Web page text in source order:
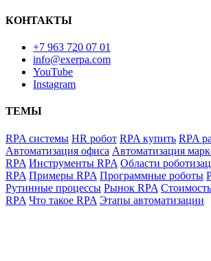
КОНТАКТЫ
+7 963 720 07 01
info@exerpa.com
YouTube
Instagram
ТЕМЫ
RPA системы HR робот RPA купить RPA
Автоматизация офиса Автоматизация
RPA Инструменты RPA Области
RPA Примеры RPA Программные роботы
Рутинные процессы Рынок RPA
RPA Что такое RPA Этапы автоматизации